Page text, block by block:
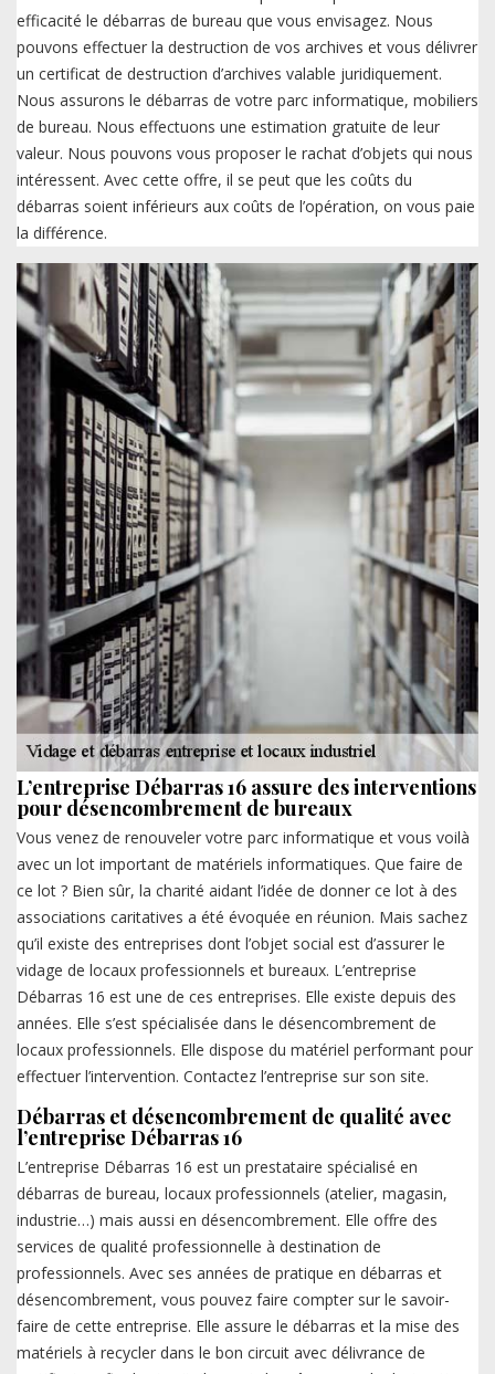
efficacité le débarras de bureau que vous envisagez. Nous
pouvons effectuer la destruction de vos archives et vous délivrer
un certificat de destruction d’archives valable juridiquement.
Nous assurons le débarras de votre parc informatique, mobiliers
de bureau. Nous effectuons une estimation gratuite de leur
valeur. Nous pouvons vous proposer le rachat d’objets qui nous
intéressent. Avec cette offre, il se peut que les coûts du
débarras soient inférieurs aux coûts de l’opération, on vous paie
la différence.
L’entreprise Débarras 16 assure des interventions
pour désencombrement de bureaux
Vous venez de renouveler votre parc informatique et vous voilà
avec un lot important de matériels informatiques. Que faire de
ce lot ? Bien sûr, la charité aidant l’idée de donner ce lot à des
associations caritatives a été évoquée en réunion. Mais sachez
qu’il existe des entreprises dont l’objet social est d’assurer le
vidage de locaux professionnels et bureaux. L’entreprise
Débarras 16 est une de ces entreprises. Elle existe depuis des
années. Elle s’est spécialisée dans le désencombrement de
locaux professionnels. Elle dispose du matériel performant pour
effectuer l’intervention. Contactez l’entreprise sur son site.
Débarras et désencombrement de qualité avec
l’entreprise Débarras 16
L’entreprise Débarras 16 est un prestataire spécialisé en
débarras de bureau, locaux professionnels (atelier, magasin,
industrie…) mais aussi en désencombrement. Elle offre des
services de qualité professionnelle à destination de
professionnels. Avec ses années de pratique en débarras et
désencombrement, vous pouvez faire compter sur le savoir-
faire de cette entreprise. Elle assure le débarras et la mise des
matériels à recycler dans le bon circuit avec délivrance de